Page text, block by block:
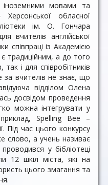
іноземними мовами та
обласної
ім. О. Гончара
вчителів англійської
співпраці із Академією
є традиційним, а до того
так і для співробітників
за вчителів не знає, що
відділом Олена
досвідом проведення
можна інтегрувати у
Spelling Bee –
Під час цього конкурсу
слово, а учень називає
у бібліотеці
12 шкіл міста, які на
цього змагання та